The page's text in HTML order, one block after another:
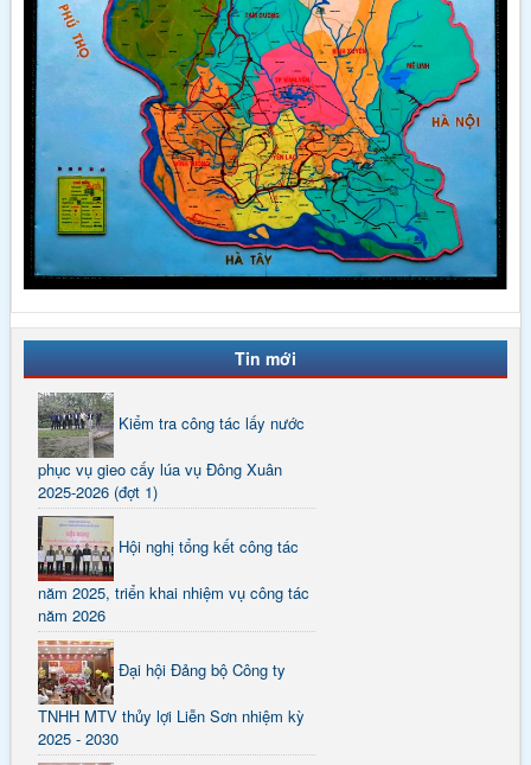
Tin mới
Kiểm tra công tác lấy nước
phục vụ gieo cấy lúa vụ Đông Xuân
2025-2026 (đợt 1)
Hội nghị tổng kết công tác
năm 2025, triển khai nhiệm vụ công tác
năm 2026
Đại hội Đảng bộ Công ty
TNHH MTV thủy lợi Liễn Sơn nhiệm kỳ
2025 - 2030